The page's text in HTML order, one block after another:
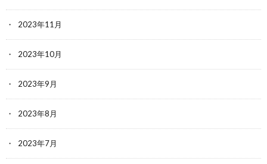
2023年11月
2023年10月
2023年9月
2023年8月
2023年7月